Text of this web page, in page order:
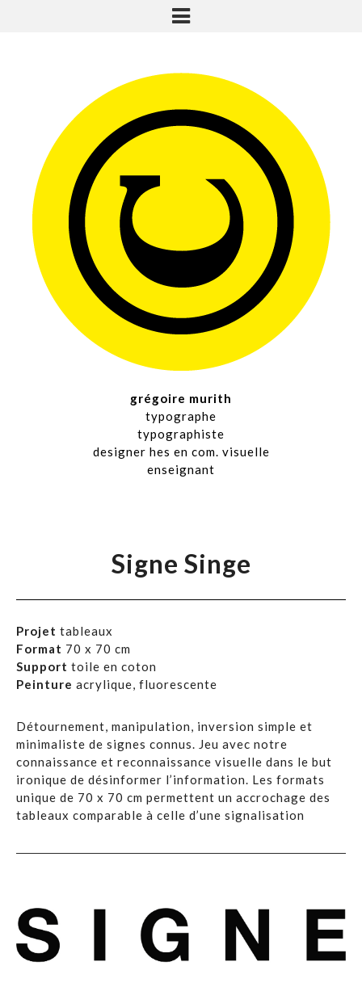
grégoire murith
typographe
typographiste
designer hes en com. visuelle
enseignant
Signe Singe
Projet tableaux
Format 70 x 70 cm
Support toile en coton
Peinture acrylique, fluorescente
Détournement, manipulation, inversion simple et
minimaliste de signes connus. Jeu avec notre
connaissance et reconnaissance visuelle dans le but
ironique de désinformer l’information. Les formats
unique de 70 x 70 cm permettent un accrochage des
tableaux comparable à celle d’une signalisation